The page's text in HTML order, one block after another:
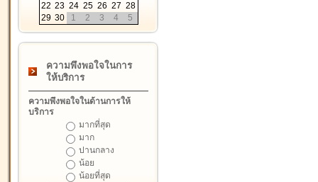
22 23 24 25 26 27 28
29 30 1 2 3 4 5
ความพึงพอใจในการ
ให้บริการ
ความพึงพอใจในด้านการให้
บริการ
มากที่สุด
มาก
ปานกลาง
น้อย
น้อยที่สุด